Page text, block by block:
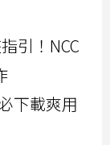
引！NCC
下載爽用